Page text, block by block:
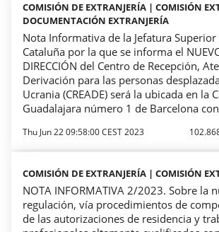
COMISIÓN DE EXTRANJERÍA | COMISIÓN
DOCUMENTACIÓN EXTRANJERÍA
Nota Informativa de la Jefatura
Cataluña por la que se informa el
DIRECCIÓN del Centro de Recepción,
Derivación para las personas
Ucrania (CREADE) será la ubicada en la
Guadalajara número 1 de Barcelona
Thu Jun 22 09:58:00 CEST 2023
COMISIÓN DE EXTRANJERÍA | COMISIÓN
NOTA INFORMATIVA 2/2023. Sobre la
regulación, vía procedimientos de
de las autorizaciones de residencia y